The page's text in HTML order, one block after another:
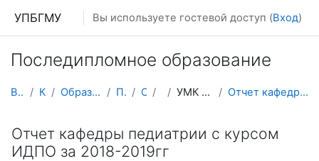
УПБГМУ Вы используете гостевой доступ (Вход)
Последипломное образование
В начало Кафедры Образование 2025-2026 уч.год Педиатрии О курсе ИПО УМК к рабочим программам Отчет кафедры педиатрии с курсом ИДПО за 2018-2019гг
Отчет кафедры педиатрии с курсом
ИДПО за 2018-2019гг